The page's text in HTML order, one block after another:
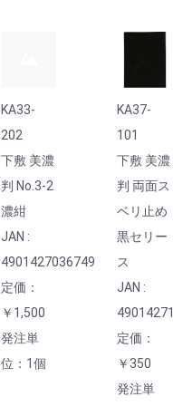
KA33-
202
下敷 美濃
判 No.3-2
濃紺
JAN :
4901427036749
定価：
￥1,500
発注単
位：1個
KA37-
101
下敷 美濃
判 両面ス
ベリ止め
黒セリー
ス
JAN :
定価：
￥350
発注単